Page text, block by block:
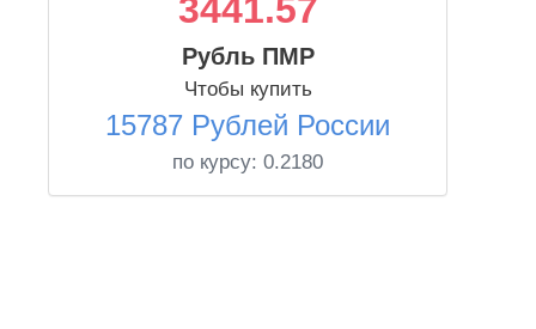
3441.57
Рубль ПМР
Чтобы купить
15787 Рублей России
по курсу: 0.2180